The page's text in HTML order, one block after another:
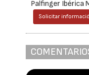
Palfinger Ibérica
Solicitar